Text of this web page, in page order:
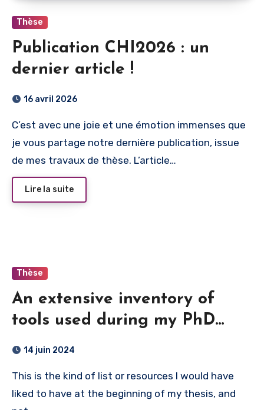
Thèse
Publication CHI2026 : un
dernier article !
16 avril 2026
C’est avec une joie et une émotion immenses que
je vous partage notre dernière publication, issue
de mes travaux de thèse. L’article…
Lire la suite
Thèse
An extensive inventory of
tools used during my PhD
thesis
14 juin 2024
This is the kind of list or resources I would have
liked to have at the beginning of my thesis, and